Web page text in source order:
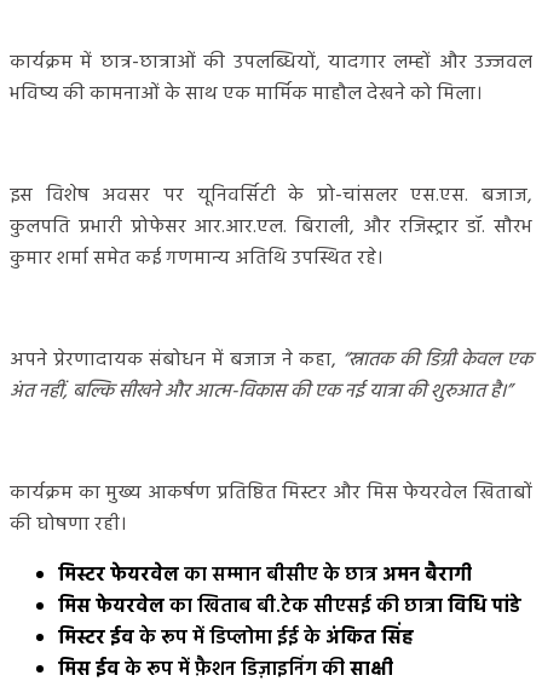
कार्यक्रम में छात्र-छात्राओं की उपलब्धियों, यादगार लम्हों और उज्जवल
भविष्य की कामनाओं के साथ एक मार्मिक माहौल देखने को मिला।
इस विशेष अवसर पर यूनिवर्सिटी के प्रो-चांसलर एस.एस. बजाज,
कुलपति प्रभारी प्रोफेसर आर.आर.एल. बिराली, और रजिस्ट्रार डॉ. सौरभ
कुमार शर्मा समेत कई गणमान्य अतिथि उपस्थित रहे।
अपने प्रेरणादायक संबोधन में बजाज ने कहा, “स्नातक की डिग्री केवल एक
अंत नहीं, बल्कि सीखने और आत्म-विकास की एक नई यात्रा की शुरुआत है।”
कार्यक्रम का मुख्य आकर्षण प्रतिष्ठित मिस्टर और मिस फेयरवेल खिताबों
की घोषणा रही।
मिस्टर फेयरवेलका सम्मान बीसीए के छात्रअमन बैरागी
मिस फेयरवेलका खिताब बी.टेक सीएसई की छात्राविधि पांडे
मिस्टर ईवके रूप में डिप्लोमा ईई केअंकित सिंह
मिस ईवके रूप में फ़ैशन डिज़ाइनिंग कीसाक्षी